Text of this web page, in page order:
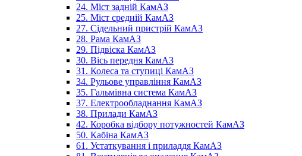
24. Міст задній КамАЗ
25. Міст средній КамАЗ
27. Сідельний пристрій КамАЗ
28. Рама КамАЗ
29. Підвіска КамАЗ
30. Вісь передня КамАЗ
31. Колеса та ступиці КамАЗ
34. Рульове управління КамАЗ
35. Гальмівна система КамАЗ
37. Електрообладнання КамАЗ
38. Прилади КамАЗ
42. Коробка відбору потужностей КамАЗ
50. Кабіна КамАЗ
61. Устаткування і приладдя КамАЗ